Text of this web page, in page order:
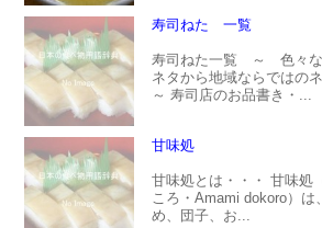
寿司ねた 一覧
寿司ねた一覧 ～ 色々
ネタから地域ならではの
～ 寿司店のお品書き・...
甘味処
甘味処とは・・・ 甘味処
ころ・Amami dokoro）は
め、団子、お...